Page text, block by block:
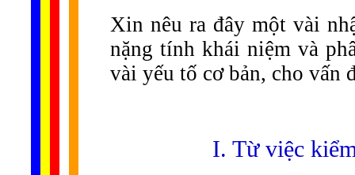
Xin nêu ra đây một vài
nặng tính khái niệm và
vài yếu tố cơ bản, cho vấn
I. Từ việc